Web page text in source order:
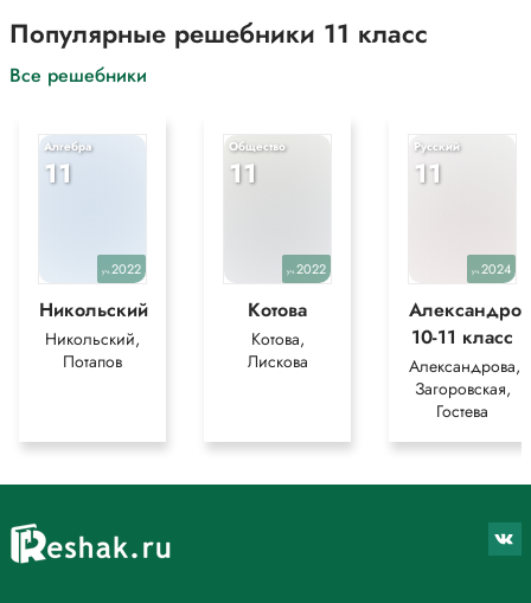
Популярные решебники 11 класс
Все решебники
Алгебра
11
уч.2022
Никольский
Никольский,
Потапов
Общество
11
уч.2022
Котова
Котова,
Лискова
Русский
11
уч.2024
10-11 класс
Александрова,
Загоровская,
Гостева